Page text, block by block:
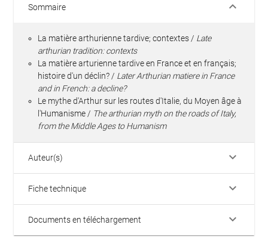
Sommaire keyboard_arrow_down
La matière arthurienne tardive; contextes / Late
arthurian tradition: contexts
La matière arturienne tardive en France et en français;
histoire d'un déclin? / Later Arthurian matiere in France
and in French: a decline?
Le mythe d'Arthur sur les routes d'Italie, du Moyen âge à
l'Humanisme / The arthurian myth on the roads of Italy,
from the Middle Ages to Humanism
Auteur(s) keyboard_arrow_down
Fiche technique keyboard_arrow_down
Documents en téléchargement keyboard_arrow_down